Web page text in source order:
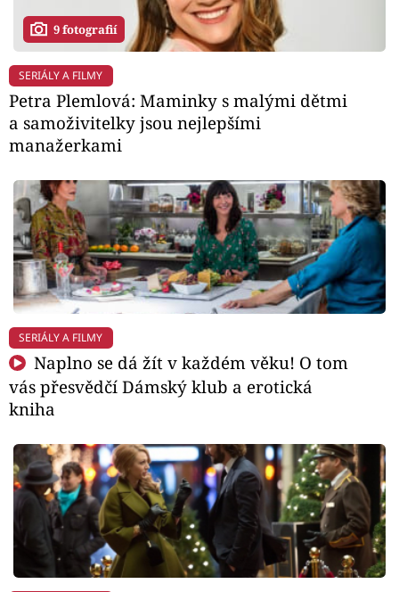
9 fotografií
SERIÁLY A FILMY
Petra Plemlová: Maminky s malými dětmi
a samoživitelky jsou nejlepšími
manažerkami
SERIÁLY A FILMY
Naplno se dá žít v každém věku! O tom
vás přesvědčí Dámský klub a erotická
kniha